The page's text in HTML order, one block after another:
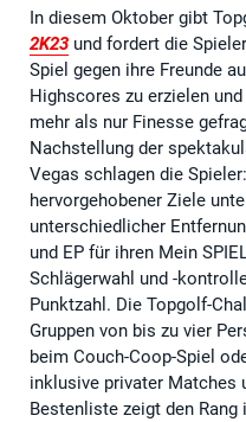
In diesem Oktober gibt
2K23 und fordert die
Spiel gegen ihre Freunde
Highscores zu erzielen
mehr als nur Finesse
Nachstellung der
Vegas schlagen die
hervorgehobener Ziele
unterschiedlicher
und EP für ihren Mein
Schlägerwahl und -
Punktzahl. Die Topgolf-
Gruppen von bis zu vier
beim Couch-Coop-Spiel
inklusive privater Matches
Bestenliste zeigt den